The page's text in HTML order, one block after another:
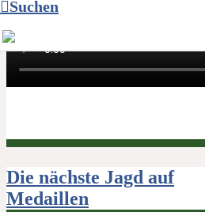
Suchen
Beitragsnavigation
Die nächste Jagd auf
Medaillen